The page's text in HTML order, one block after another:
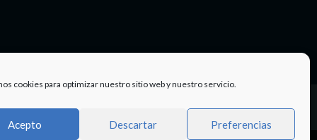
cookies para optimizar nuestro sitio web y nuestro servicio.
Acepto Descartar Preferencias
Twitter
TÉRMINOS
Y